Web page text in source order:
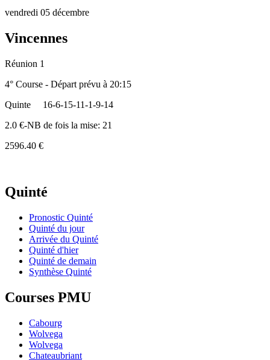
vendredi 05 décembre
Vincennes
Réunion 1
4° Course - Départ prévu à 20:15
Quinte
16-6-15-11-1-9-14
2.0 €-NB de fois la mise: 21
2596.40 €
Quinté
Pronostic Quinté
Quinté du jour
Arrivée du Quinté
Quinté d'hier
Quinté de demain
Synthèse Quinté
Courses PMU
Cabourg
Wolvega
Wolvega
Chateaubriant